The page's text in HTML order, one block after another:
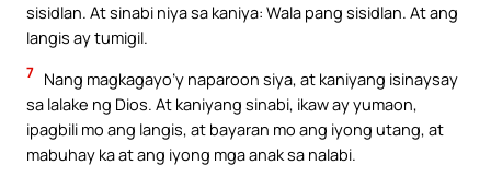
sisidlan. At sinabi niya sa kaniya: Wala pang sisidlan. At ang
langis ay tumigil.
7 Nang magkagayo’y naparoon siya, at kaniyang isinaysay
sa lalake ng Dios. At kaniyang sinabi, ikaw ay yumaon,
ipagbili mo ang langis, at bayaran mo ang iyong utang, at
mabuhay ka at ang iyong mga anak sa nalabi.